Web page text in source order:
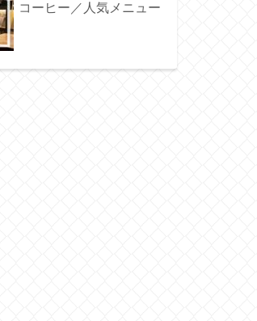
コーヒー／人気メニュー